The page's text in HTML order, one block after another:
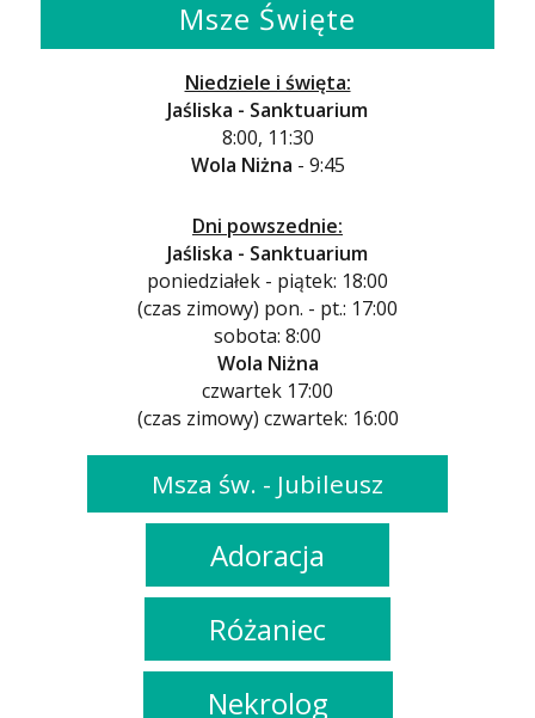
Msze Święte
Niedziele i święta:
Jaśliska - Sanktuarium
8:00, 11:30
Wola Niżna - 9:45
Dni powszednie:
Jaśliska - Sanktuarium
poniedziałek - piątek: 18:00
(czas zimowy) pon. - pt.: 17:00
sobota: 8:00
Wola Niżna
czwartek 17:00
(czas zimowy) czwartek: 16:00
Msza św. - Jubileusz
Adoracja
Różaniec
Nekrolog